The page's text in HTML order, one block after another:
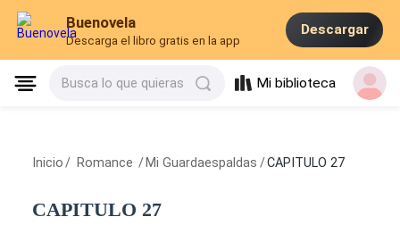
Buenovela
Descarga el libro gratis en la app
Descargar
Busca lo que quieras Mi biblioteca
Inicio / Romance / Mi Guardaespaldas /CAPITULO 27
CAPITULO 27